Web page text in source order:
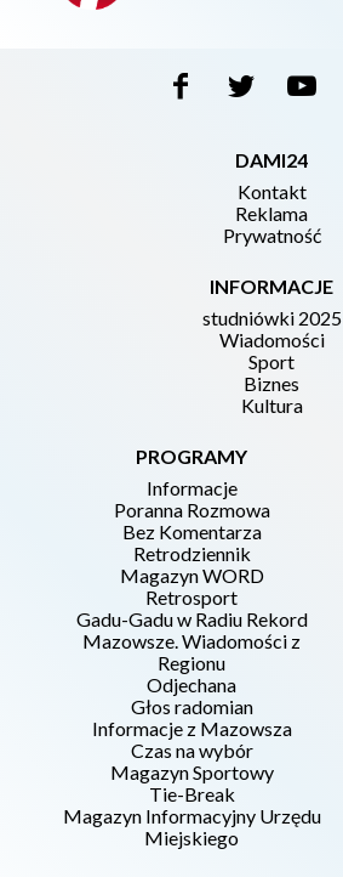
DAMI24
Kontakt
Reklama
Prywatność
INFORMACJE
studniówki 2025
Wiadomości
Sport
Biznes
Kultura
PROGRAMY
Informacje
Poranna Rozmowa
Bez Komentarza
Retrodziennik
Magazyn WORD
Retrosport
Gadu-Gadu w Radiu Rekord
Mazowsze. Wiadomości z
Regionu
Odjechana
Głos radomian
Informacje z Mazowsza
Czas na wybór
Magazyn Sportowy
Tie-Break
Magazyn Informacyjny Urzędu
Miejskiego